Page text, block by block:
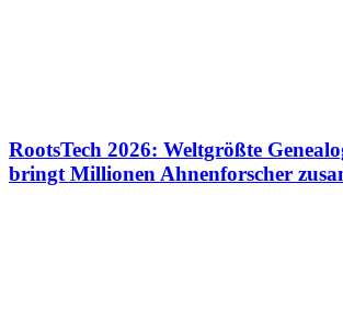
RootsTech 2026: Weltgrößte
bringt Millionen Ahnenforscher